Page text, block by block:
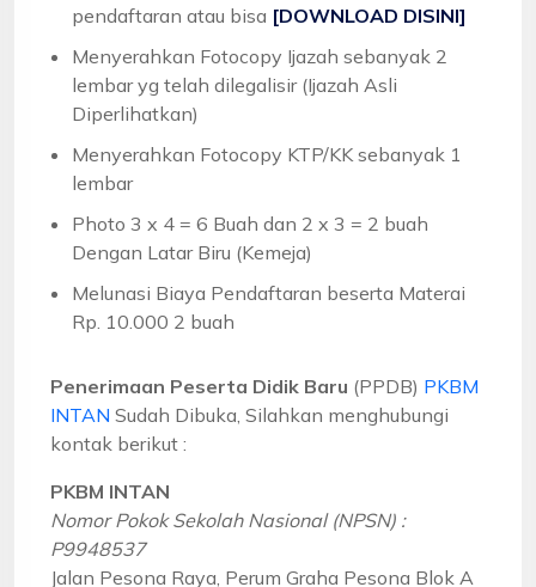
pendaftaran atau bisa [DOWNLOAD DISINI]
Menyerahkan Fotocopy Ijazah sebanyak 2
lembar yg telah dilegalisir (Ijazah Asli
Diperlihatkan)
Menyerahkan Fotocopy KTP/KK sebanyak 1
lembar
Photo 3 x 4 = 6 Buah dan 2 x 3 = 2 buah
Dengan Latar Biru (Kemeja)
Melunasi Biaya Pendaftaran beserta Materai
Rp. 10.000 2 buah
Penerimaan Peserta Didik Baru (PPDB) PKBM
INTAN Sudah Dibuka, Silahkan menghubungi
kontak berikut :
PKBM INTAN
Nomor Pokok Sekolah Nasional (NPSN) :
P9948537
Jalan Pesona Raya, Perum Graha Pesona Blok A